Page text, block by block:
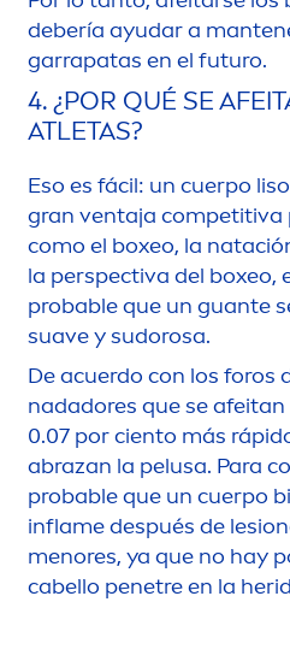
debería ayudar a
garrapatas en el futuro.
4. ¿POR QUÉ SE
ATLETAS?
Eso es fácil: un cuerpo
gran ventaja competitiva
como el boxeo, la
la perspectiva del boxeo,
probable que un guante
suave y sudorosa.
De acuerdo con los foros
nadadores que se
0.07 por ciento más
abrazan la pelusa. Para
probable que un cuerpo
inflame después de
menores, ya que no hay
cabello penetre en la